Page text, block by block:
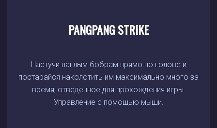
PANGPANG STRIKE
Настучи наглым бобрам прямо по голове и
постарайся наколотить им максимально много за
время, отведенное для прохождения игры.
Управление с помощью мыши.